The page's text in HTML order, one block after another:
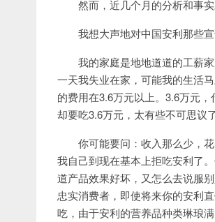
然而，近几个月的分析和事
我想大声地对中国安利那些
我的家庭是地地道道的工薪
一天我失业在家，可能我的生活
的费用在3.6万元以上。3.6万元
却要吃3.6万元，太有些不可思议了
你可能要问：收入那么少，
我自己到现在基本上拒吃安利了
道产品效果好坏，又怎么去说服
忠实消费者，即使将来你的安利
吃，由于安利的营养品种类琳琅